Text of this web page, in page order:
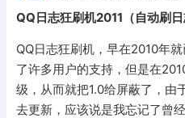
QQ日志狂刷机2011（自动刷日
QQ日志狂刷机，早在2010年
了许多用户的支持，但是在
级，从而就把1.0给屏蔽了，由
去更新，应该说是我忘记了曾